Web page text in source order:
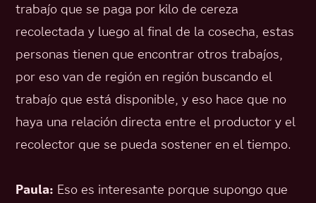
trabajo que se paga por kilo de cereza
recolectada y luego al final de la cosecha, estas
personas tienen que encontrar otros trabajos,
por eso van de región en región buscando el
trabajo que está disponible, y eso hace que no
haya una relación directa entre el productor y el
recolector que se pueda sostener en el tiempo.
Paula: Eso es interesante porque supongo que